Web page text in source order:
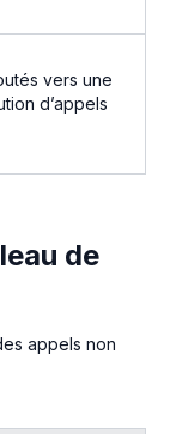
vers une
d’appels
de
appels non